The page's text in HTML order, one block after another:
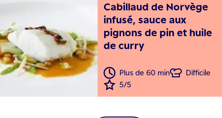
Cabillaud de Norvège
infusé, sauce aux
pignons de pin et huile
de curry
Plus de 60 min
Difficile
5/5